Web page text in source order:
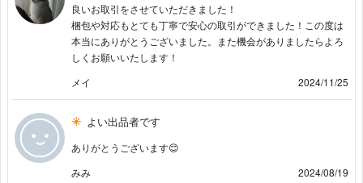
良いお取引をさせていただきました！
梱包や対応もとても丁寧で安心の取引ができました！この度は
本当にありがとうございました。また機会がありましたらよろ
しくお願いいたします！
メイ
2024/11/25
よい出品者です
ありがとうございます😊
みみ
2024/08/19